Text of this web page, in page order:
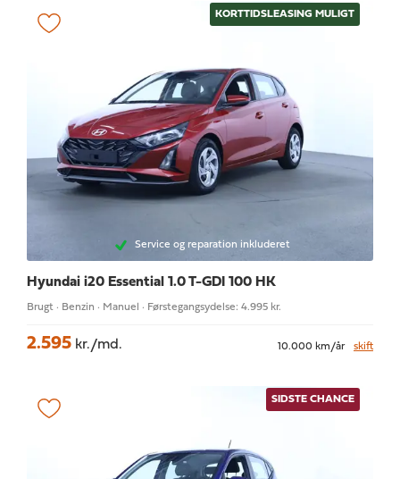
KORTTIDSLEASING MULIGT
Service og reparation inkluderet
Hyundai i20 Essential 1.0 T-GDI 100 HK
Brugt · Benzin · Manuel · Førstegangsydelse: 4.995 kr.
2.595 kr./md. 10.000 km/år skift
SIDSTE CHANCE